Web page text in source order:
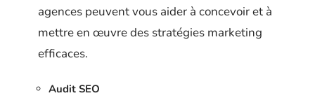
agences peuvent vous aider à concevoir et à
mettre en œuvre des stratégies marketing
efficaces.
Audit SEO